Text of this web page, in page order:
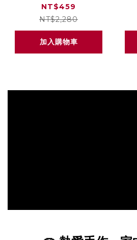
Vitantonio 鬆餅機
帕里尼烤盤 PVWH-
10-PN
NT$459
NT$2,280
加入購物車